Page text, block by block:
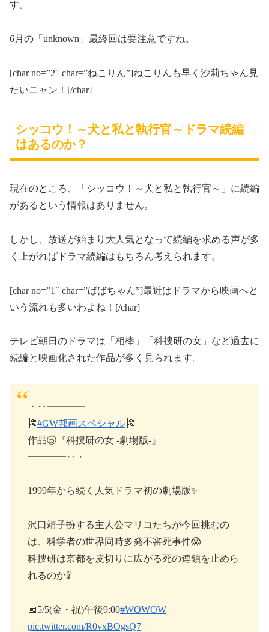
す。
6月の「unknown」最終回は要注意ですね。
[char no=”2″ char=”ねこりん”]ねこりんも早く沙莉ちゃん見
たいニャン！[/char]
シッコウ！～犬と私と執行官～ドラマ続編
はあるのか？
現在のところ、 「シッコウ！ ～犬と私と執行官～ 」に続編
があるという情報はありません。
しかし、放送が始まり大人気となって続編を求める声が多
く上がればドラマ続編はもちろん考えられます。
[char no=”1″ char=”ばばちゃん”]最近はドラマから映画へと
いう流れも多いわよね！[/char]
テレビ朝日のドラマは「相棒」「科捜研の女」など過去に
続編と映画化された作品が多く見られます。
・‥━━━━
🎏#GW邦画スペシャル🎏
作品⑤『科捜研の女 -劇場版-』
━━━━‥・
1999年から続く人気ドラマ初の劇場版✨
沢口靖子扮する主人公マリコたちが今回挑むの
は、科学者の世界同時多発不審死事件😱
科捜研は京都を皮切りに広がる死の連鎖を止めら
れるのか⁉️
📅5/5(金・祝)午後9:00#WOWOW
pic.twitter.com/R0vxBOgsQ7